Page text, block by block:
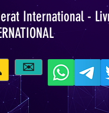
International -
✉️